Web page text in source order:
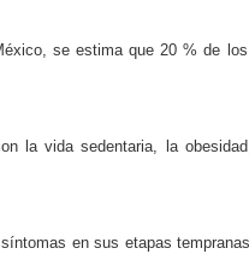
refinerías
2026 Reconoce el
alrededor de RD$6
se estima que 20 % de
la vida sedentaria, la
en sus etapas